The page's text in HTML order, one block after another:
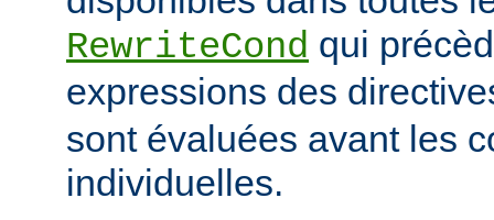
RewriteCond qui
expressions des
sont évaluées avant les
individuelles.